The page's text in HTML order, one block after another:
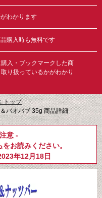
わかります
購入時も無料です
入・ブックマークした商
り扱っているかがわかり
トップ
バオバブ 35g 商品詳細
意 -
をお読みください。
年12月18日